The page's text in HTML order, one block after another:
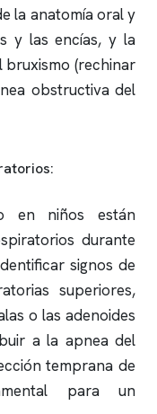
la anatomía oral y
y las encías, y la
bruxismo (rechinar
obstructivadel
en niños están
durante
signos de
superiores,
o las adenoides
a la apnea del
temprana de
para un